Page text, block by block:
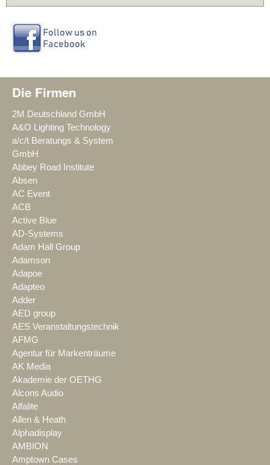
Die Firmen
2M Deutschland GmbH
A&O Lighting Technology
a/c/t Beratungs & System
GmbH
Abbey Road Institute
Absen
AC Event
ACB
Active Blue
AD-Systems
Adam Hall Group
Adamson
Adapoe
Adapteo
Adder
AED group
AES Veranstaltungstechnik
AFMG
Agentur für Markenträume
AK Media
Akademie der OETHG
Alcons Audio
Alfalite
Allen & Heath
Alphadisplay
AMBION
Amptown Cases